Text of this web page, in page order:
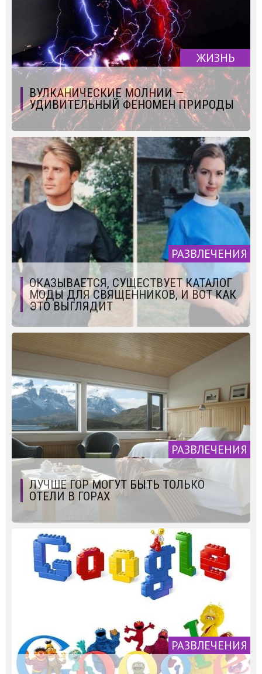
ЖИЗНЬ
ВУЛКАНИЧЕСКИЕ МОЛНИИ —
УДИВИТЕЛЬНЫЙ ФЕНОМЕН ПРИРОДЫ
РАЗВЛЕЧЕНИЯ
ОКАЗЫВАЕТСЯ, СУЩЕСТВУЕТ КАТАЛОГ
МОДЫ ДЛЯ СВЯЩЕННИКОВ, И ВОТ КАК
ЭТО ВЫГЛЯДИТ
РАЗВЛЕЧЕНИЯ
ЛУЧШЕ ГОР МОГУТ БЫТЬ ТОЛЬКО
ОТЕЛИ В ГОРАХ
РАЗВЛЕЧЕНИЯ